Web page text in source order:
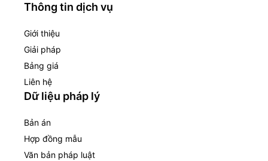
Thông tin dịch vụ
Giới thiệu
Giải pháp
Bảng giá
Liên hệ
Dữ liệu pháp lý
Bản án
Hợp đồng mẫu
Văn bản pháp luật